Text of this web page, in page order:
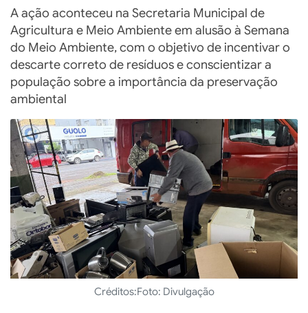
A ação aconteceu na Secretaria Municipal de
Agricultura e Meio Ambiente em alusão à Semana
do Meio Ambiente, com o objetivo de incentivar o
descarte correto de resíduos e conscientizar a
população sobre a importância da preservação
ambiental
Créditos:Foto: Divulgação